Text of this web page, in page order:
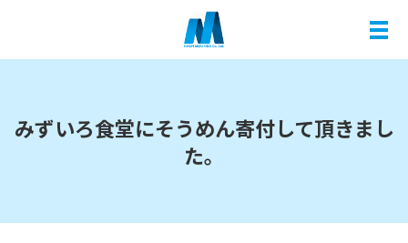
メ
みずいろ食堂にそうめん寄付して頂きまし
た。